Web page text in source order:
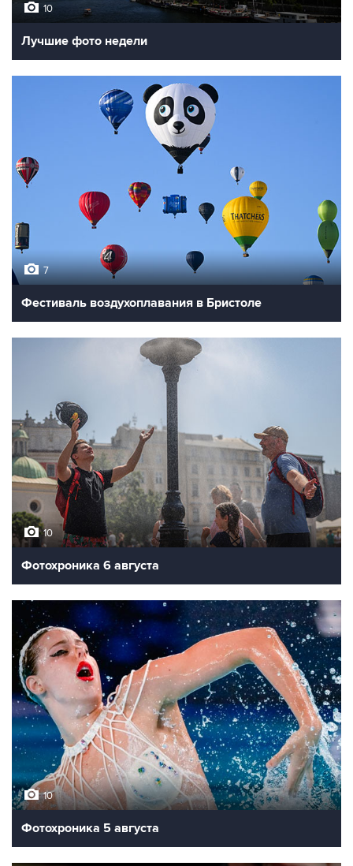
10
Лучшие фото недели
7
Фестиваль воздухоплавания в Бристоле
10
Фотохроника 6 августа
10
Фотохроника 5 августа